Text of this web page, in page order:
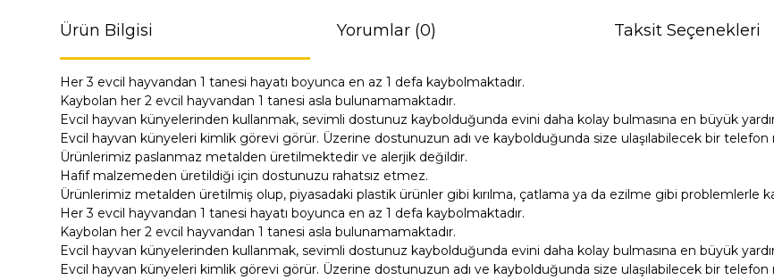
Ürün Bilgisi Yorumlar (0) Taksit Seçenekleri
Her 3 evcil hayvandan 1 tanesi hayatı boyunca en az 1 defa kaybolmaktadır.
Kaybolan her 2 evcil hayvandan 1 tanesi asla bulunamamaktadır.
Evcil hayvan künyelerinden kullanmak, sevimli dostunuz kaybolduğunda evini daha kolay bulmasına en büyük
Evcil hayvan künyeleri kimlik görevi görür. Üzerine dostunuzun adı ve kaybolduğunda size ulaşılabilecek bir telefon
Ürünlerimiz paslanmaz metalden üretilmektedir ve alerjik değildir.
Hafif malzemeden üretildiği için dostunuzu rahatsız etmez.
Ürünlerimiz metalden üretilmiş olup, piyasadaki plastik ürünler gibi kırılma, çatlama ya da ezilme gibi problemlerle
Her 3 evcil hayvandan 1 tanesi hayatı boyunca en az 1 defa kaybolmaktadır.
Kaybolan her 2 evcil hayvandan 1 tanesi asla bulunamamaktadır.
Evcil hayvan künyelerinden kullanmak, sevimli dostunuz kaybolduğunda evini daha kolay bulmasına en büyük
Evcil hayvan künyeleri kimlik görevi görür. Üzerine dostunuzun adı ve kaybolduğunda size ulaşılabilecek bir telefon